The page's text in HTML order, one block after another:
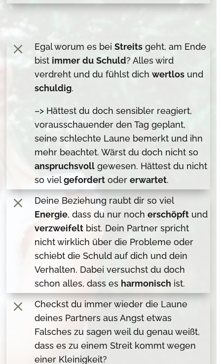
M Egal worum es beiStreits geht, am Ende
bist immer du Schuld? Alles wird
verdreht und du fühlst dichwertlos und
schuldig.
–> Hättest du doch sensibler reagiert,
vorausschauender den Tag geplant,
seine schlechte Laune bemerkt und ihn
mehr beachtet. Wärst du doch nicht so
anspruchsvoll gewesen. Hättest du nicht
so vielgefordert odererwartet.
M
Deine Beziehung raubt dir so viel
Energie, dass du nur nocherschöpft und
verzweifelt bist. Dein Partner spricht
nicht wirklich über die Probleme oder
schiebt die Schuld auf dich und dein
Verhalten. Dabei versuchst du doch
schon alles, dass es harmonisch ist.
M
Checkst du immer wieder die Laune
deines Partners aus Angst etwas
Falsches zu sagen weil du genau weißt,
dass es zu einem Streit kommt wegen
einer Kleinigkeit?